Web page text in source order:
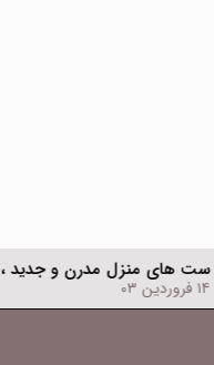
۱۴ دی ۰۳
جاکفشی آپارتمانی|نقش و اهمیت جاکفشی آپارتمانی در دکوراسیون داخلی